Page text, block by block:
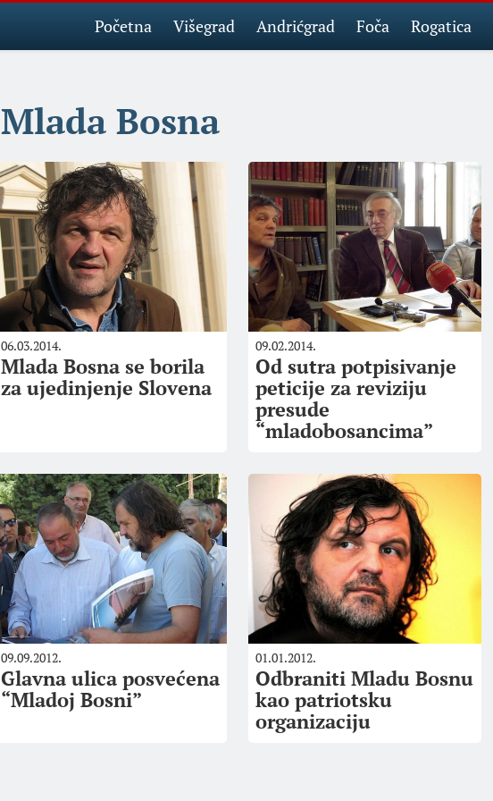
Početna Višegrad Andrićgrad Foča Rogatica
Mlada Bosna
06.03.2014.
Mlada Bosna se borila
za ujedinjenje Slovena
09.02.2014.
Od sutra potpisivanje
peticije za reviziju
presude
“mladobosancima”
09.09.2012.
Glavna ulica posvećena
“Mladoj Bosni”
01.01.2012.
Odbraniti Mladu Bosnu
kao patriotsku
organizaciju